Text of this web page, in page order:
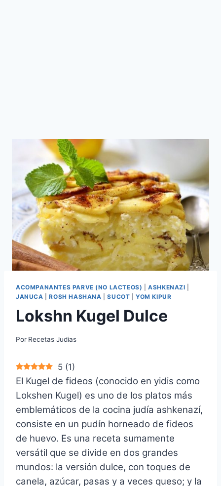
ACOMPANANTES PARVE (NO LACTEOS) |ASHKENAZI
JANUCA
|ROSH HASHANA |SUCOT |YOM KIPUR
Lokshn Kugel Dulce
Por Recetas Judias
5 (1)
El Kugel de fideos (conocido en yidis como
Lokshen Kugel) es uno de los platos más
emblemáticos de la cocina judía ashkenazí,
consiste en un pudín horneado de fideos
de huevo. Es una receta sumamente
versátil que se divide en dos grandes
mundos: la versión dulce, con toques de
canela, azúcar, pasas y a veces queso; y la